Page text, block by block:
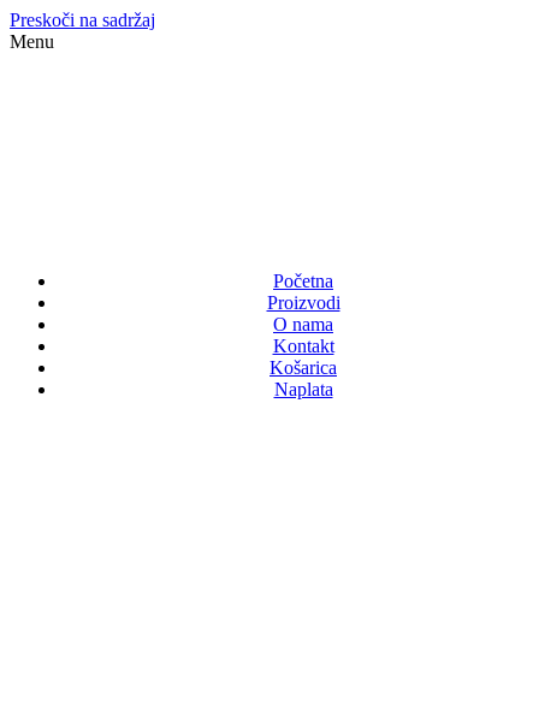
Preskoči na sadržaj
Menu
Početna
Proizvodi
O nama
Kontakt
Košarica
Naplata